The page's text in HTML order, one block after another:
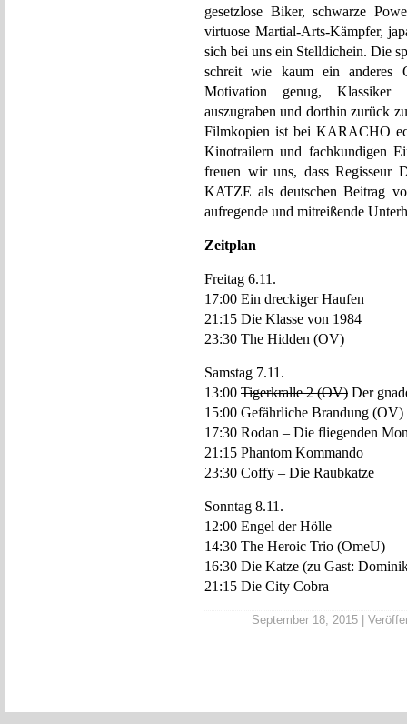
gesetzlose Biker, schwarze
virtuose Martial-Arts-Kämpfer,
sich bei uns ein Stelldichein. Die
schreit wie kaum ein anderes
Motivation genug, Klassiker
auszugraben und dorthin zurück
Filmkopien ist bei KARACHO
Kinotrailern und fachkundigen
freuen wir uns, dass Regisseur
KATZE als deutschen Beitrag
aufregende und mitreißende
Zeitplan
Freitag 6.11.
17:00 Ein dreckiger Haufen
21:15 Die Klasse von 1984
23:30 The Hidden (OV)
Samstag 7.11.
13:00 Tigerkralle 2 (OV) Der
15:00 Gefährliche Brandung (OV)
17:30 Rodan – Die fliegenden
21:15 Phantom Kommando
23:30 Coffy – Die Raubkatze
Sonntag 8.11.
12:00 Engel der Hölle
14:30 The Heroic Trio (OmeU)
16:30 Die Katze (zu Gast:
21:15 Die City Cobra
September 18, 2015 |